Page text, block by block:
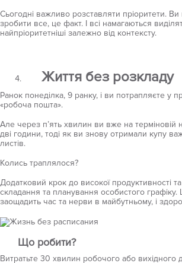
Сьогодні важливо розставляти пріоритети. Ви
зробити все, це факт. І всі намагаються
найпріоритетніші залежно від контексту.
Життя без розкладу
Ранок понеділка, 9 ранку, і ви потрапляєте у
«робоча пошта».
Але через п’ять хвилин ви вже на терміновій
дві години, тоді як ви знову отримали купу
листів.
Колись траплялося?
Додатковий крок до високої продуктивності та
складання та планування особистого графіку.
заощадить час та нерви в майбутньому, і
Що робити?
Витратьте 30 хвилин робочого або вихідного